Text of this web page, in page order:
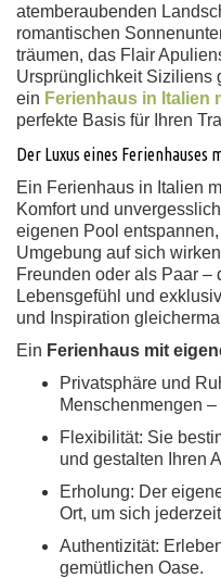
atemberaubenden
romantischen
träumen, das Flair
Ursprünglichkeit Siziliens
ein Ferienhaus in Italien
perfekte Basis für Ihren
Der Luxus eines Ferienhauses
Ein Ferienhaus in Italien
Komfort und
eigenen Pool
Umgebung auf sich
Freunden oder als Paar –
Lebensgefühl und
und Inspiration
Ein Ferienhaus mit
Privatsphäre und
Menschenmengen
Flexibilität: Sie
und gestalten Ihren
Erholung: Der
Ort, um sich
Authentizität:
gemütlichen Oase.